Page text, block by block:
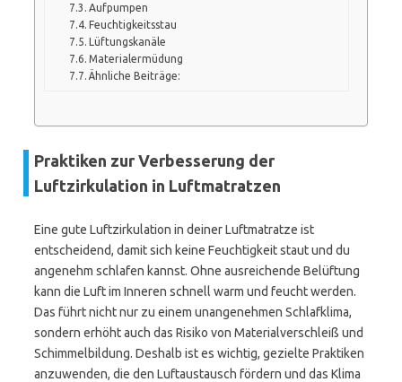
Aufpumpen
Feuchtigkeitsstau
Lüftungskanäle
Materialermüdung
Ähnliche Beiträge:
Praktiken zur Verbesserung der
Luftzirkulation in Luftmatratzen
Eine gute Luftzirkulation in deiner Luftmatratze ist
entscheidend, damit sich keine Feuchtigkeit staut und du
angenehm schlafen kannst. Ohne ausreichende Belüftung
kann die Luft im Inneren schnell warm und feucht werden.
Das führt nicht nur zu einem unangenehmen Schlafklima,
sondern erhöht auch das Risiko von Materialverschleiß und
Schimmelbildung. Deshalb ist es wichtig, gezielte Praktiken
anzuwenden, die den Luftaustausch fördern und das Klima